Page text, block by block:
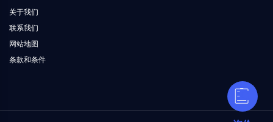
关于我们
联系我们
网站地图
条款和条件